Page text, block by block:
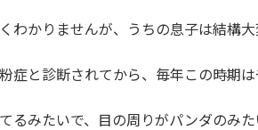
わかりませんが、うちの息子は結構大
症と診断されてから、毎年この時期
るみたいで、目の周りがパンダのみ